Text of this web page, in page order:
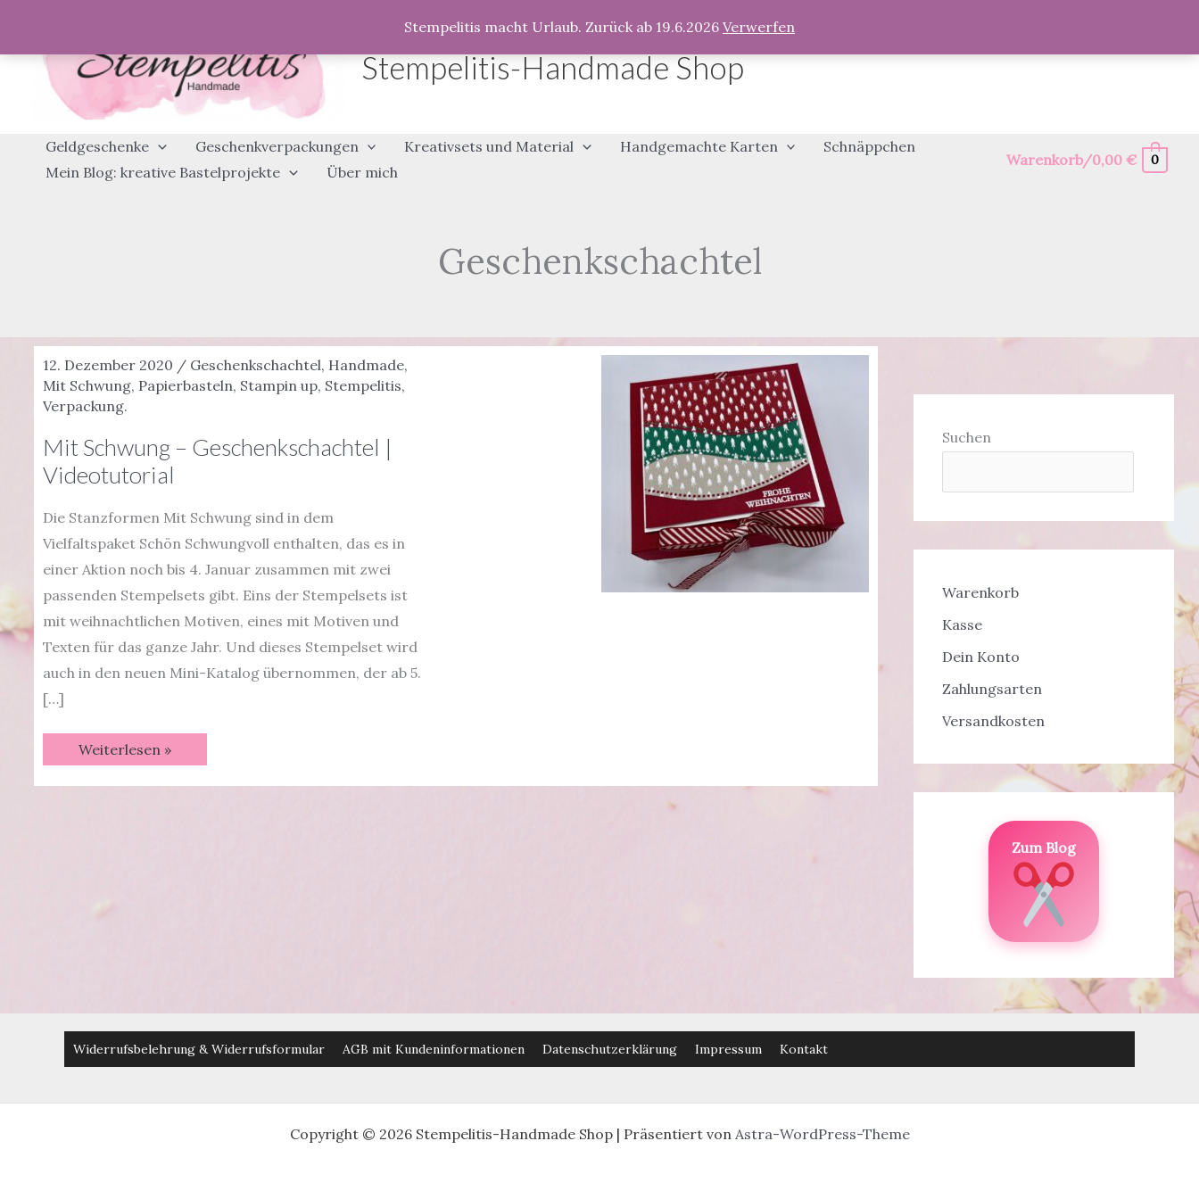
Stempelitis macht Urlaub. Zurück ab 19.6.2026 Verwerfen
springen
Stempelitis-Handmade Shop
Geldgeschenke Geschenkverpackungen Kreativsets und Material Handgemachte Karten
Schnäppchen
Mein Blog: kreative Bastelprojekte
Über mich
Warenkorb/0,00€ 0
Geschenkschachtel
12. Dezember 2020 / Geschenkschachtel, Handmade,
Mit Schwung, Papierbasteln, Stampin up, Stempelitis,
Verpackung.
Mit Schwung – Geschenkschachtel |
Videotutorial
Die Stanzformen Mit Schwung sind in dem
Vielfaltspaket Schön Schwungvoll enthalten, das es in
einer Aktion noch bis 4. Januar zusammen mit zwei
passenden Stempelsets gibt. Eins der Stempelsets ist
mit weihnachtlichen Motiven, eines mit Motiven und
Texten für das ganze Jahr. Und dieses Stempelset wird
auch in den neuen Mini-Katalog übernommen, der ab 5.
[…]
Mit
Schwung
Geschenkschachtel
Weiterlesen »
Suchen
Warenkorb
Kasse
Dein Konto
Zahlungsarten
Versandkosten
Zum Blog
Widerrufsbelehrung & Widerrufsformular AGB mit Kundeninformationen Datenschutzerklärung Impressum Kontakt
Copyright © 2026 Stempelitis-Handmade Shop | Präsentiert von Astra-WordPress-Theme